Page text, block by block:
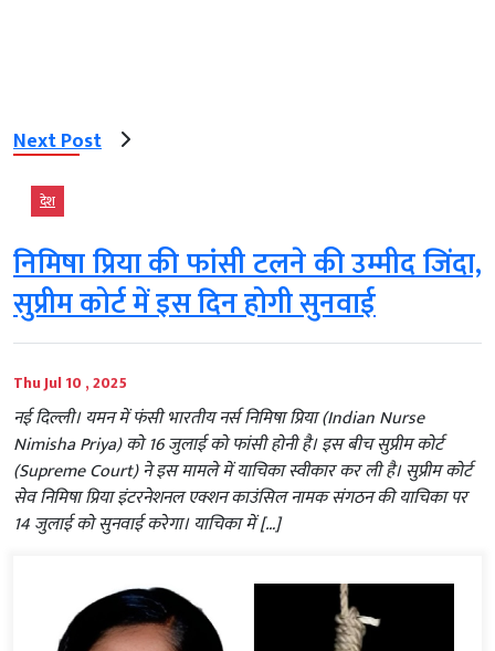
Next Post
देश
निमिषा प्रिया की फांसी टलने की उम्मीद जिंदा,
सुप्रीम कोर्ट में इस दिन होगी सुनवाई
Thu Jul 10 , 2025
नई दिल्ली। यमन में फंसी भारतीय नर्स निमिषा प्रिया (Indian Nurse
Nimisha Priya) को 16 जुलाई को फांसी होनी है। इस बीच सुप्रीम कोर्ट
(Supreme Court) ने इस मामले में याचिका स्वीकार कर ली है। सुप्रीम कोर्ट
सेव निमिषा प्रिया इंटरनेशनल एक्शन काउंसिल नामक संगठन की याचिका पर
14 जुलाई को सुनवाई करेगा। याचिका में […]